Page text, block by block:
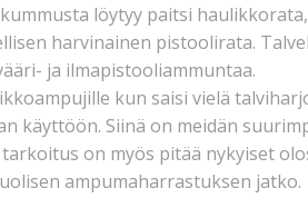
löytyy paitsi
harvinainen pistoolirata.
ja ilmapistooliammuntaa.
kun saisi vielä
käyttöön. Siinä on meidän
on myös pitää nykyiset
ampumaharrastuksen jatko.